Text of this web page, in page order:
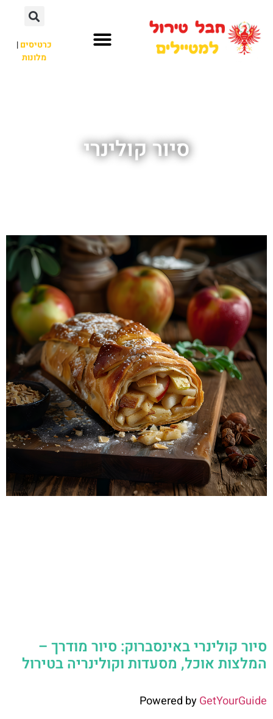
כרטיסים|
מלונות
סיור קולינרי
סיור קולינרי באינסברוק: סיור מודרך –
המלצות אוכל, מסעדות וקולינריה בטירול
Powered byGetYourGuide